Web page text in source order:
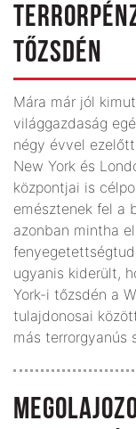
TŐZSDÉN
Mára már jól
világgazdaság
négy évvel
New York és
központjai is
emésztenek fel a
azonban mintha
ugyanis kiderült,
York-i tőzsdén a
tulajdonosai
más terrorgyanús